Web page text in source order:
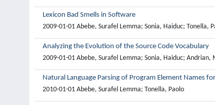
Lexicon Bad Smells in Software
2009-01-01 Abebe, Surafel Lemma; Sonia, Haiduc; Tonella,
Analyzing the Evolution of the Source Code Vocabulary
2009-01-01 Abebe, Surafel Lemma; Sonia, Haiduc;
Natural Language Parsing of Program Element Names
2010-01-01 Abebe, Surafel Lemma; Tonella, Paolo